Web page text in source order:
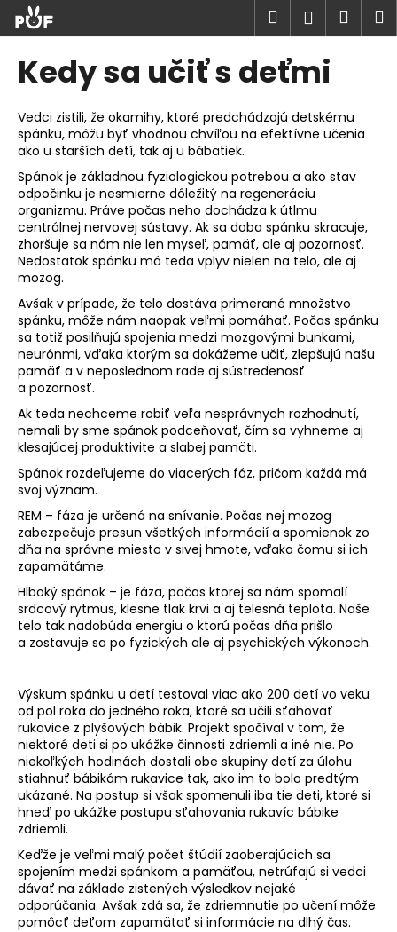
Prejsť
obsah
Hľadať
Kedy sa učiť s deťmi
Vedci zistili, že okamihy, ktoré predchádzajú detskému
spánku, môžu byť vhodnou chvíľou na efektívne učenia
ako u starších detí, tak aj u bábätiek.
Spánok je základnou fyziologickou potrebou a ako stav
odpočinku je nesmierne dôležitý na regeneráciu
organizmu. Práve počas neho dochádza k útlmu
centrálnej nervovej sústavy. Ak sa doba spánku skracuje,
zhoršuje sa nám nie len myseľ, pamäť, ale aj pozornosť.
Nedostatok spánku má teda vplyv nielen na telo, ale aj
mozog.
Avšak v prípade, že telo dostáva primerané množstvo
spánku, môže nám naopak veľmi pomáhať. Počas spánku
sa totiž posilňujú spojenia medzi mozgovými bunkami,
neurónmi, vďaka ktorým sa dokážeme učiť, zlepšujú našu
pamäť a v neposlednom rade aj sústredenosť
a pozornosť.
Ak teda nechceme robiť veľa nesprávnych rozhodnutí,
nemali by sme spánok podceňovať, čím sa vyhneme aj
klesajúcej produktivite a slabej pamäti.
Spánok rozdeľujeme do viacerých fáz, pričom každá má
svoj význam.
REM – fáza je určená na snívanie. Počas nej mozog
zabezpečuje presun všetkých informácií a spomienok zo
dňa na správne miesto v sivej hmote, vďaka čomu si ich
zapamätáme.
Hlboký spánok – je fáza, počas ktorej sa nám spomalí
srdcový rytmus, klesne tlak krvi a aj telesná teplota. Naše
telo tak nadobúda energiu o ktorú počas dňa prišlo
a zostavuje sa po fyzických ale aj psychických výkonoch.
Výskum spánku u detí testoval viac ako 200 detí vo veku
od pol roka do jedného roka, ktoré sa učili sťahovať
rukavice z plyšových bábik. Projekt spočíval v tom, že
niektoré deti si po ukážke činnosti zdriemli a iné nie. Po
niekoľkých hodinách dostali obe skupiny detí za úlohu
stiahnuť bábikám rukavice tak, ako im to bolo predtým
ukázané. Na postup si však spomenuli iba tie deti, ktoré si
hneď po ukážke postupu sťahovania rukavíc bábike
zdriemli.
Keďže je veľmi malý počet štúdií zaoberajúcich sa
spojením medzi spánkom a pamäťou, netrúfajú si vedci
dávať na základe zistených výsledkov nejaké
odporúčania. Avšak zdá sa, že zdriemnutie po učení môže
pomôcť deťom zapamätať si informácie na dlhý čas.
o
o
p
o
t
r
e
b
u
j
e
t
e
n
á
j
s
ť
?
HĽADAŤ
d
p
o
r
ú
č
a
m
e